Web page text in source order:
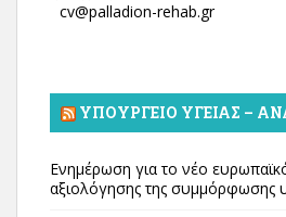
cv@palladion-rehab.gr
ΥΠΟΥΡΓΕΊΟ ΥΓΕΊΑΣ –
Ενημέρωση για το νέο
αξιολόγησης της συμμόρφωσης